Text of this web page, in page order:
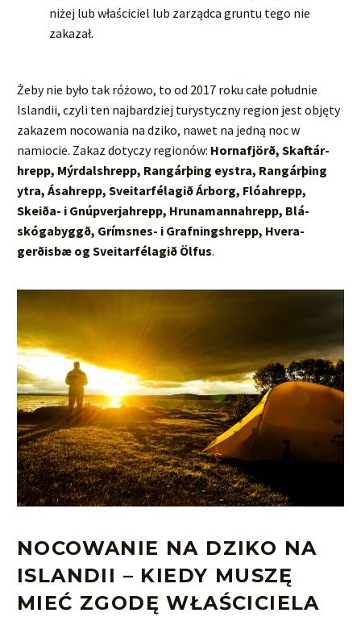
niżej lub właściciel lub zarządca gruntu tego nie
zakazał.
Żeby nie było tak różowo, to od 2017 roku całe południe
Islandii, czyli ten najbardziej turystyczny region jest objęty
zakazem nocowania na dziko, nawet na jedną noc w
namiocie. Zakaz dotyczy regionów: Horna­fjörð, Skaft­ár­
hrepp, Mýr­dals­hrepp, Rangárþing eystra, Rangárþing
ytra, Ása­hrepp, Sveit­ar­fé­lagið Árborg, Flóa­hrepp,
Skeiða- i Gnúp­verja­hrepp, Hruna­manna­hrepp, Blá­
skóga­byggð, Gríms­nes- i Grafn­ings­hrepp, Hvera­
gerðisbæ og Sveit­ar­fé­lagið Ölfus.
NOCOWANIE NA DZIKO NA
ISLANDII – KIEDY MUSZĘ
MIEĆ ZGODĘWŁAŚCICIELA